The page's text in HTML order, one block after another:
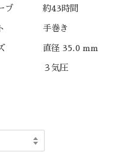
ブ 約43時間
手巻き
直径 35.0 mm
３気圧